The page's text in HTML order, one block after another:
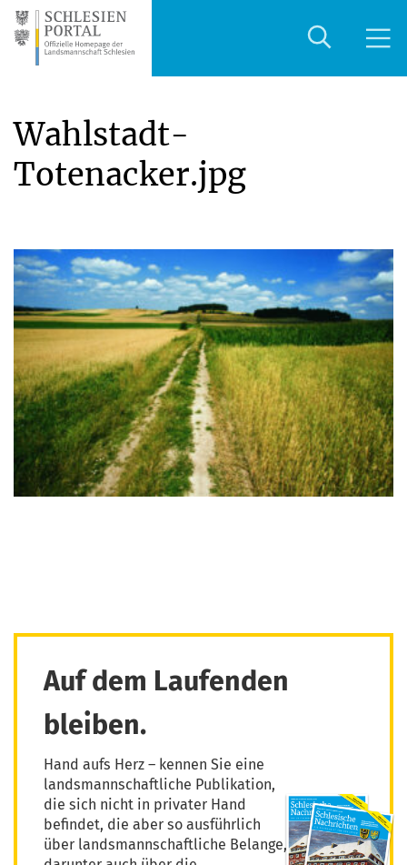
Wahlstadt-
Totenacker.jpg
Auf dem Laufenden
bleiben.
Hand aufs Herz – kennen Sie eine
landsmannschaftliche Publikation,
die sich nicht in privater Hand
befindet, die aber so ausführlich
über landsmannschaftliche Belange,